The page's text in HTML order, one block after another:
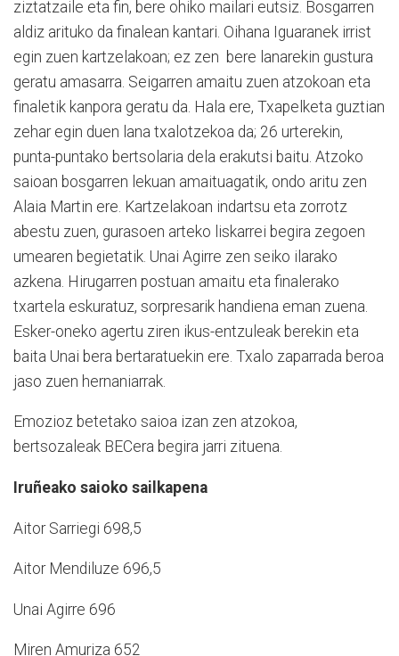
ziztatzaile eta fin, bere ohiko mailari eutsiz. Bosgarren
aldiz arituko da finalean kantari. Oihana Iguaranek irrist
egin zuen kartzelakoan; ez zen bere lanarekin gustura
geratu amasarra. Seigarren amaitu zuen atzokoan eta
finaletik kanpora geratu da. Hala ere, Txapelketa guztian
zehar egin duen lana txalotzekoa da; 26 urterekin,
punta-puntako bertsolaria dela erakutsi baitu. Atzoko
saioan bosgarren lekuan amaituagatik, ondo aritu zen
Alaia Martin ere. Kartzelakoan indartsu eta zorrotz
abestu zuen, gurasoen arteko liskarrei begira zegoen
umearen begietatik. Unai Agirre zen seiko ilarako
azkena. Hirugarren postuan amaitu eta finalerako
txartela eskuratuz, sorpresarik handiena eman zuena.
Esker-oneko agertu ziren ikus-entzuleak berekin eta
baita Unai bera bertaratuekin ere. Txalo zaparrada beroa
jaso zuen hernaniarrak.
Emozioz betetako saioa izan zen atzokoa,
bertsozaleak BECera begira jarri zituena.
Iruñeako saioko sailkapena
Aitor Sarriegi 698,5
Aitor Mendiluze 696,5
Unai Agirre 696
Miren Amuriza 652